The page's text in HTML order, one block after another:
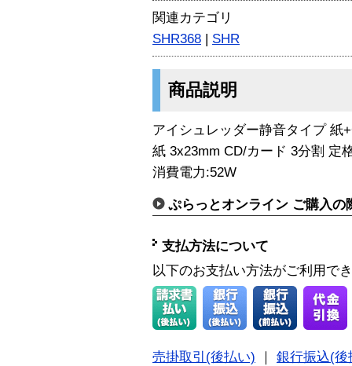
関連カテゴリ
SHR368 | SHR
商品説明
アイシュレッダー静音タイプ 紙
紙 3x23mm CD/カード 3分割 定
消費電力:52W
ぷらっとオンライン ご購入の
支払方法について
以下のお支払い方法がご利用で
売掛取引(後払い)
銀行振込(後